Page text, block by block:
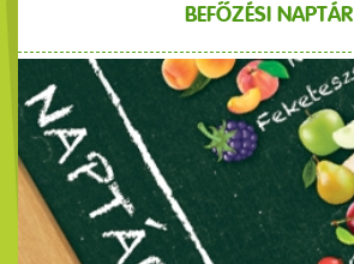
BEFŐZÉSI NAPTÁR